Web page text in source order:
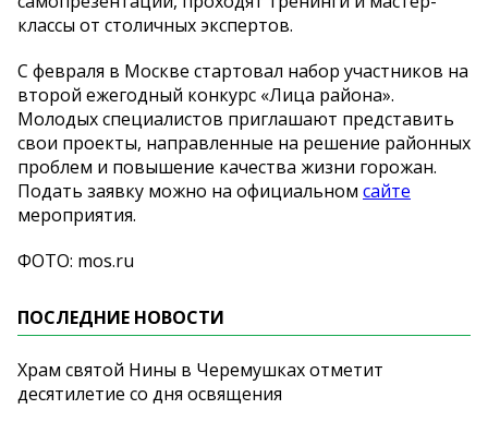
классы от столичных экспертов.
С февраля в Москве стартовал набор участников на
второй ежегодный конкурс «Лица района».
Молодых специалистов приглашают представить
свои проекты, направленные на решение районных
проблем и повышение качества жизни горожан.
Подать заявку можно на официальном сайте
мероприятия.
ФОТО: mos.ru
ПОСЛЕДНИЕ НОВОСТИ
Храм святой Нины в Черемушках отметит
десятилетие со дня освящения